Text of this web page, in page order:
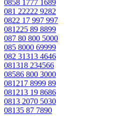
0858 1777 1689
081 22222 9282
0822 17 997 997
081225 89 8899
087 80 800 5000
085 8000 69999
082 31313 4646
081318 234566
08586 800 3000
081217 8999 89
081213 19 8686
0813 2070 5030
08135 87 7890